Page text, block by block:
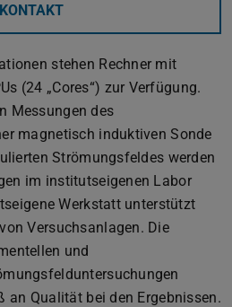
KONTAKT
stehen Rechner mit
(24 „Cores“) zur Verfügung.
Messungen des
magnetisch induktiven Sonde
Strömungsfeldes werden
im institutseigenen Labor
Werkstatt unterstützt
Versuchsanlagen. Die
und
an Qualität bei den Ergebnissen.